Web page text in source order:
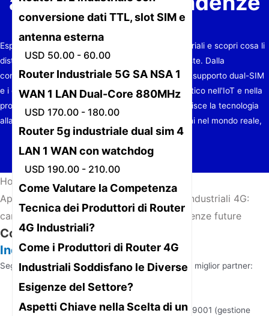
future
Esplora il mondo dei produttori di router 4G industriali e scopri cosa li
distingue nell'offrire soluzioni di connettività robuste. Dalla
comprensione delle funzionalità avanzate come il supporto dual-SIM
e i design robusti all'esplorazione del loro ruolo critico nell'IoT e nella
produzione intelligente, questo articolo approfondisce la tecnologia
alla base di questi dispositivi. Scopri le applicazioni nel mondo reale,
Home Notizie
Approfondimenti sui produttori di router industriali 4G:
caratteristiche chiave, applicazioni e tendenze future
conversione dati TTL, slot SIM e
antenna esterna
USD 50.00 - 60.00
Router Industriale 5G SA NSA 1
WAN 1 LAN Dual-Core 880MHz
USD 170.00 - 180.00
Router 5g industriale dual sim 4
LAN 1 WAN con watchdog
USD 190.00 - 210.00
Come Valutare la Competenza
Tecnica dei Produttori di Router
4G Industriali?
Come i Produttori di Router 4G
Industriali Soddisfano le Diverse
Esigenze del Settore?
Aspetti Chiave nella Scelta di un
Come scegliere un
IndustrialeProduttore?
Segui questa guida passo-passo per identificare il miglior partner:
Verificate le Certificazioni
Verifica la presenza di certificazioni ISO 9001 (gestione